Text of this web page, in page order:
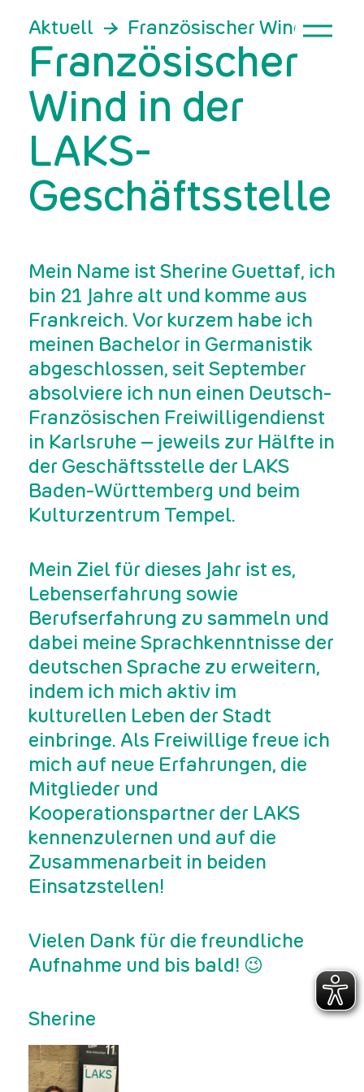
Aktuell Französischer Wind in
Französischer
Wind in der
LAKS-
Geschäftsstelle
Mein Name ist Sherine Guettaf, ich
bin 21 Jahre alt und komme aus
Frankreich. Vor kurzem habe ich
meinen Bachelor in Germanistik
abgeschlossen, seit September
absolviere ich nun einen Deutsch-
Französischen Freiwilligendienst
in Karlsruhe – jeweils zur Hälfte in
der Geschäftsstelle der LAKS
Baden-Württemberg und beim
Kulturzentrum Tempel.
Mein Ziel für dieses Jahr ist es,
Lebenserfahrung sowie
Berufserfahrung zu sammeln und
dabei meine Sprachkenntnisse der
deutschen Sprache zu erweitern,
indem ich mich aktiv im
kulturellen Leben der Stadt
einbringe. Als Freiwillige freue ich
mich auf neue Erfahrungen, die
Mitglieder und
Kooperationspartner der LAKS
kennenzulernen und auf die
Zusammenarbeit in beiden
Einsatzstellen!
Vielen Dank für die freundliche
Aufnahme und bis bald! 😉
Sherine